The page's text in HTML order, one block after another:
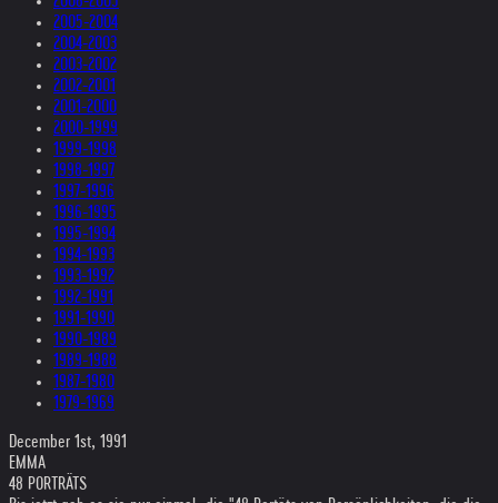
2005-2004
2004-2003
2003-2002
2002-2001
2001-2000
2000-1999
1999-1998
1998-1997
1997-1996
1996-1995
1995-1994
1994-1993
1993-1992
1992-1991
1991-1990
1990-1989
1989-1988
1987-1980
1979-1969
December 1st, 1991
EMMA
48 PORTRÄTS